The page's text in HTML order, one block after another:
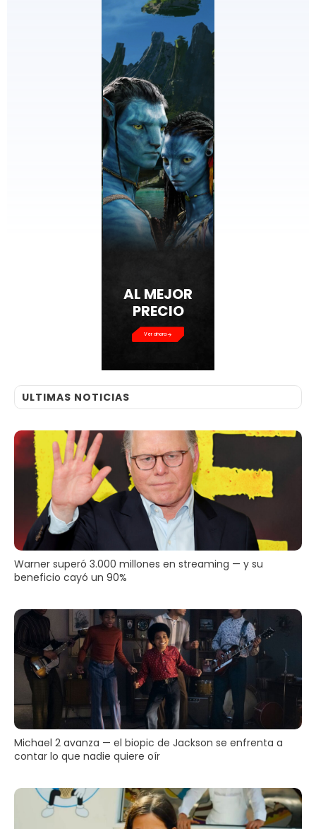
AL MEJOR
PRECIO
Ver ahora
ULTIMAS NOTICIAS
Warner superó 3.000 millones en streaming — y su
beneficio cayó un 90%
Michael 2 avanza — el biopic de Jackson se enfrenta a
contar lo que nadie quiere oír